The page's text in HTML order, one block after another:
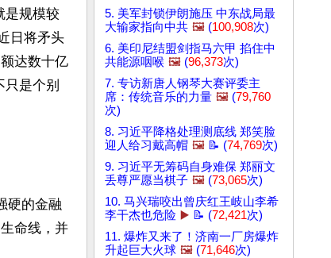
是规模较
日将矛头
达数十亿
是个别
硬的金融
命线，并
5. 美军封锁伊朗施压 中东战局最
大输家指向中共 🖼️ (100,908次)
6. 美印尼结盟剑指马六甲 掐住中
共能源咽喉 🖼️ (96,373次)
7. 专访新唐人钢琴大赛评委主
席：传统音乐的力量 🖼️ (79,760
次)
8. 习近平降格处理测底线 郑笑脸
迎人给习戴高帽 🖼️ 📝 (74,769次)
9. 习近平无筹码自身难保 郑丽文
丢尊严愿当棋子 🖼️ (73,065次)
10. 马兴瑞咬出曾庆红王岐山李希
李干杰也危险 ▶️ 📝 (72,421次)
11. 爆炸又来了！济南一厂房爆炸
升起巨大火球 🖼️ (71,646次)